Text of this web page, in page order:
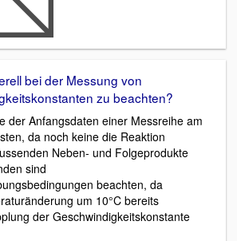
bei der Messung von
zu beachten?
der Anfangsdaten einer Messreihe am
da noch keine die Reaktion
Neben- und Folgeprodukte
sind
beachten, da
um 10°C bereits
der Geschwindigkeitskonstante